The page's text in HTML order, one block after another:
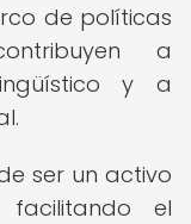
de políticas
a
y a
ser un activo
el